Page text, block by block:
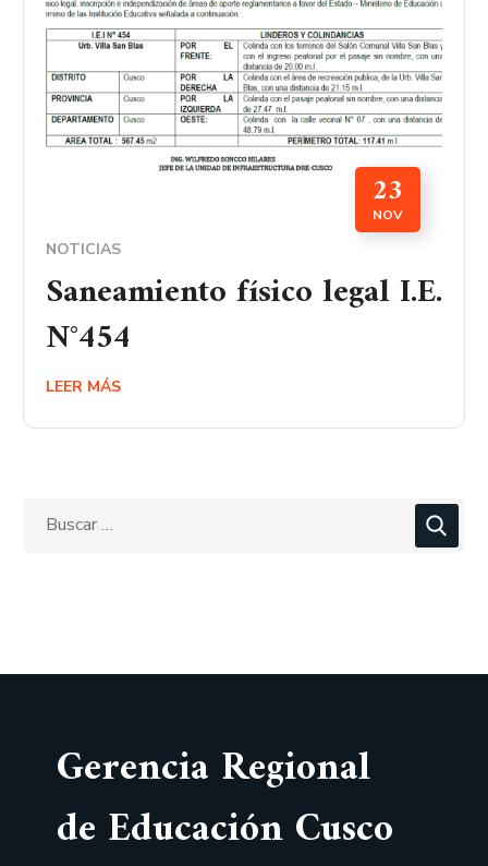
23
NOV
NOTICIAS
Saneamiento físico legal I.E.
N°454
LEER MÁS
Gerencia Regional
de Educación Cusco